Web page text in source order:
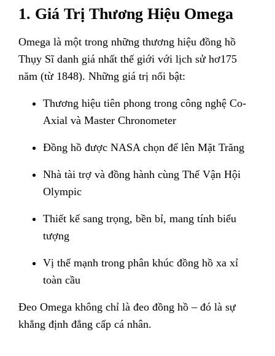
1. Giá Trị Thương Hiệu Omega
Omega là một trong những thương hiệu đồng hồ
Thụy Sĩ danh giá nhất thế giới với lịch sử hơ175
năm (từ 1848). Những giá trị nổi bật:
Thương hiệu tiên phong trong công nghệ Co-
Axial và Master Chronometer
Đồng hồ được NASA chọn để lên Mặt Trăng
Nhà tài trợ và đồng hành cùng Thế Vận Hội
Olympic
Thiết kế sang trọng, bền bỉ, mang tính biểu
tượng
Vị thế mạnh trong phân khúc đồng hồ xa xỉ
toàn cầu
Đeo Omega không chỉ là đeo đồng hồ – đó là sự
khẳng định đẳng cấp cá nhân.